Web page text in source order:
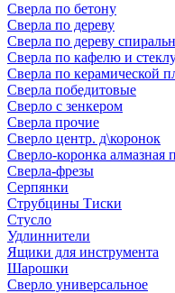
Сверла по бетону
Сверла по дереву
Сверла по дереву
Сверла по кафелю и
Сверла по керамической
Сверла победитовые
Сверло с зенкером
Сверла прочие
Сверло центр. д\коронок
Сверло-коронка алмазная
Сверла-фрезы
Серпянки
Струбцины Тиски
Стусло
Удлиннители
Ящики для инструмента
Шарошки
Сверло универсальное